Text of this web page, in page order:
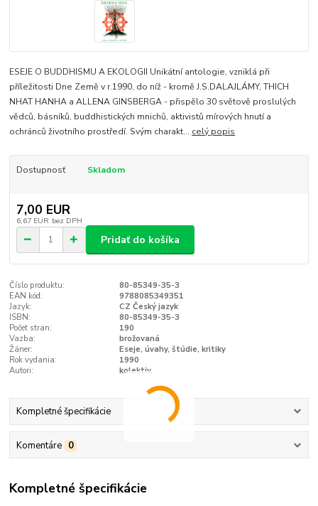
ESEJE O BUDDHISMU A EKOLOGII Unikátní antologie, vzniklá při
příležitosti Dne Země v r.1990, do níž - kromě J.S.DALAJLÁMY, THICH
NHAT HANHA a ALLENA GINSBERGA - přispělo 30 světově proslulých
vědců, básníků, buddhistických mnichů, aktivistů mírových hnutí a
ochránců životního prostředí. Svým charakt... celý popis
Dostupnosť Skladom
7,00 EUR
6,67 EUR bez DPH
Pridať do košíka
Číslo produktu:
80-85349-35-3
EAN kód:
9788085349351
Jazyk:
CZ Český jazyk
ISBN:
80-85349-35-3
Počet stran:
190
Vazba:
brožovaná
Žáner:
Eseje, úvahy, štúdie, kritiky
Rok vydania:
1990
Autori:
kolektiv,
Kompletné špecifikácie
Komentáre 0
Kompletné špecifikácie